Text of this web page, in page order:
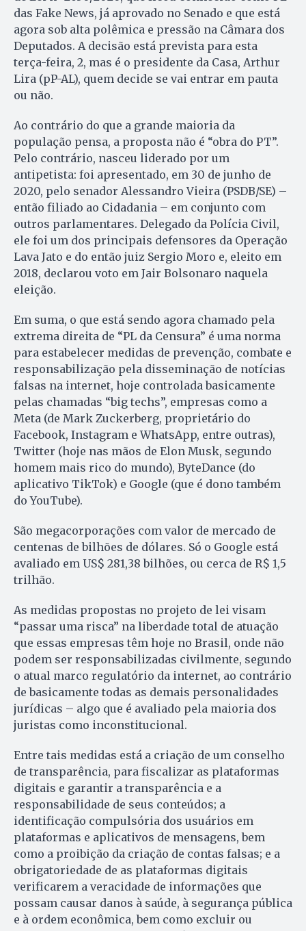
das Fake News, já aprovado no Senado e que está
agora sob alta polêmica e pressão na Câmara dos
Deputados. A decisão está prevista para esta
terça-feira, 2, mas é o presidente da Casa, Arthur
Lira (pP-AL), quem decide se vai entrar em pauta
ou não.
Ao contrário do que a grande maioria da
população pensa, a proposta não é “obra do PT”.
Pelo contrário, nasceu liderado por um
antipetista: foi apresentado, em 30 de junho de
2020, pelo senador Alessandro Vieira (PSDB/SE) –
então filiado ao Cidadania – em conjunto com
outros parlamentares. Delegado da Polícia Civil,
ele foi um dos principais defensores da Operação
Lava Jato e do então juiz Sergio Moro e, eleito em
2018, declarou voto em Jair Bolsonaro naquela
eleição.
Em suma, o que está sendo agora chamado pela
extrema direita de “PL da Censura” é uma norma
para estabelecer medidas de prevenção, combate e
responsabilização pela disseminação de notícias
falsas na internet, hoje controlada basicamente
pelas chamadas “big techs”, empresas como a
Meta (de Mark Zuckerberg, proprietário do
Facebook, Instagram e WhatsApp, entre outras),
Twitter (hoje nas mãos de Elon Musk, segundo
homem mais rico do mundo), ByteDance (do
aplicativo TikTok) e Google (que é dono também
do YouTube).
São megacorporações com valor de mercado de
centenas de bilhões de dólares. Só o Google está
avaliado em US$ 281,38 bilhões, ou cerca de R$ 1,5
trilhão.
As medidas propostas no projeto de lei visam
“passar uma risca” na liberdade total de atuação
que essas empresas têm hoje no Brasil, onde não
podem ser responsabilizadas civilmente, segundo
o atual marco regulatório da internet, ao contrário
de basicamente todas as demais personalidades
jurídicas – algo que é avaliado pela maioria dos
juristas como inconstitucional.
Entre tais medidas está a criação de um conselho
de transparência, para fiscalizar as plataformas
digitais e garantir a transparência e a
responsabilidade de seus conteúdos; a
identificação compulsória dos usuários em
plataformas e aplicativos de mensagens, bem
como a proibição da criação de contas falsas; e a
obrigatoriedade de as plataformas digitais
verificarem a veracidade de informações que
possam causar danos à saúde, à segurança pública
e à ordem econômica, bem como excluir ou